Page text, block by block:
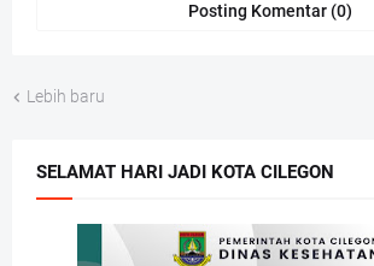
Posting Komentar (0)
Lebih baru
SELAMAT HARI JADI KOTA CILEGON